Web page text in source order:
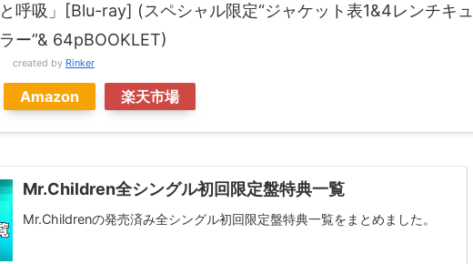
と呼吸」[Blu-ray] (スペシャル限定“ジャケット表1&4レンチキュ
ラー”& 64pBOOKLET)
created by Rinker
Amazon 楽天市場
Mr.Children全シングル初回限定盤特典一覧
Mr.Childrenの発売済み全シングル初回限定盤特典一覧をまとめました。